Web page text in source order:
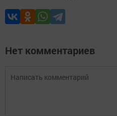
Нет комментариев